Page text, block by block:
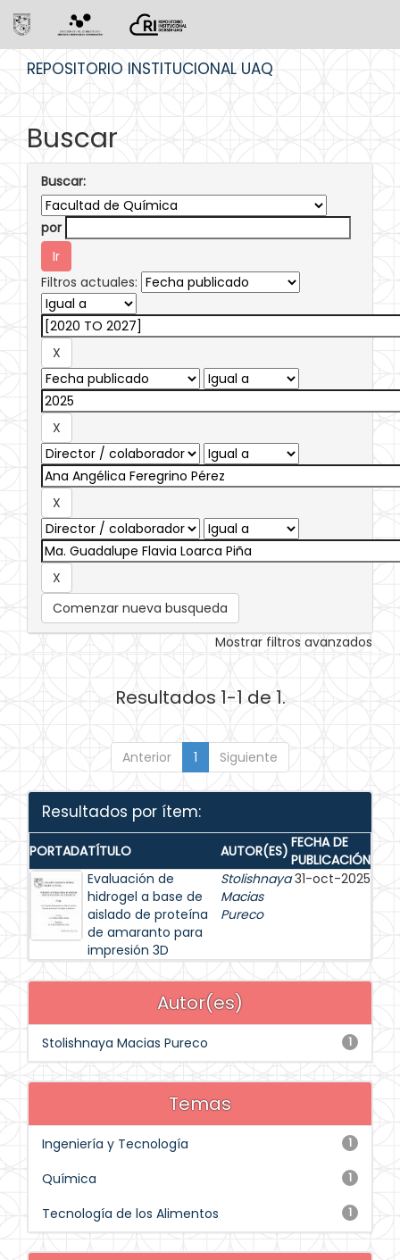
REPOSITORIO INSTITUCIONAL UAQ
Buscar
Buscar:
por
Filtros actuales:
Comenzar nueva busqueda
Mostrar filtros avanzados
Resultados 1-1 de 1.
Anterior 1 Siguiente
Resultados por ítem:
PORTADATÍTULO AUTOR(ES) FECHA DE
PUBLICACIÓN
Evaluación de
hidrogel a base de
aislado de proteína
de amaranto para
impresión 3D
Stolishnaya
Macias
Pureco
31-oct-2025
Autor(es)
1
Stolishnaya Macias Pureco
Temas
1
Ingeniería y Tecnología
1
Química
1
Tecnología de los Alimentos